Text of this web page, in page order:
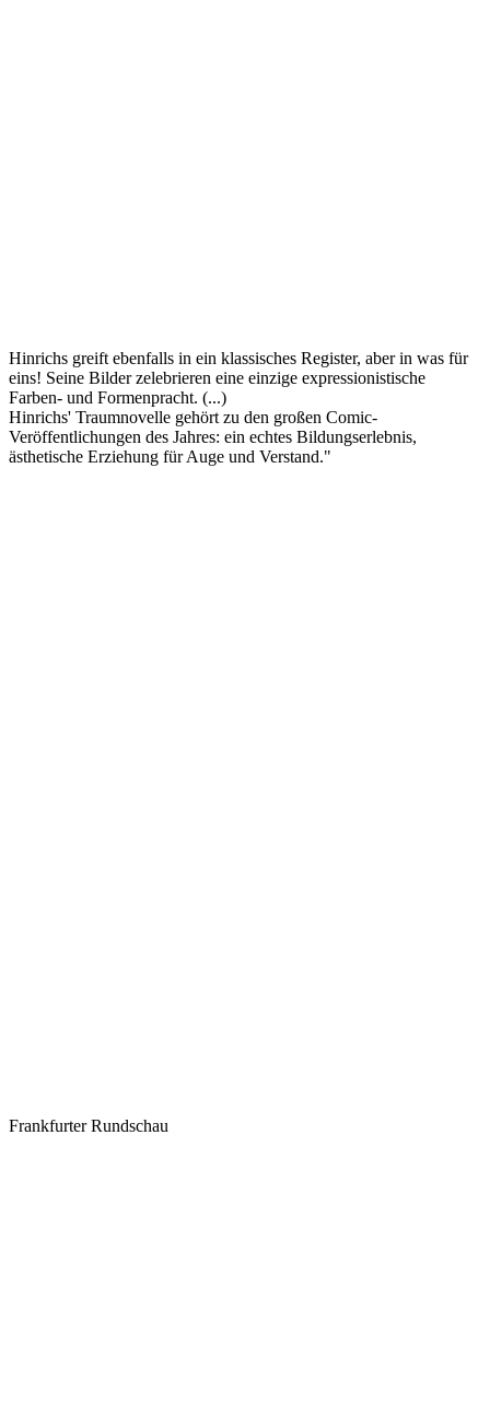
Hinrichs greift ebenfalls in ein klassisches Register, aber in was für
eins! Seine Bilder zelebrieren eine einzige expressionistische
Farben- und Formenpracht. (...)
Hinrichs' Traumnovelle gehört zu den großen Comic-
Veröffentlichungen des Jahres: ein echtes Bildungserlebnis,
ästhetische Erziehung für Auge und Verstand."
Frankfurter Rundschau